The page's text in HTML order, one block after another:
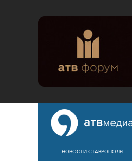
НОВОСТИ СТАВРОПОЛЯ